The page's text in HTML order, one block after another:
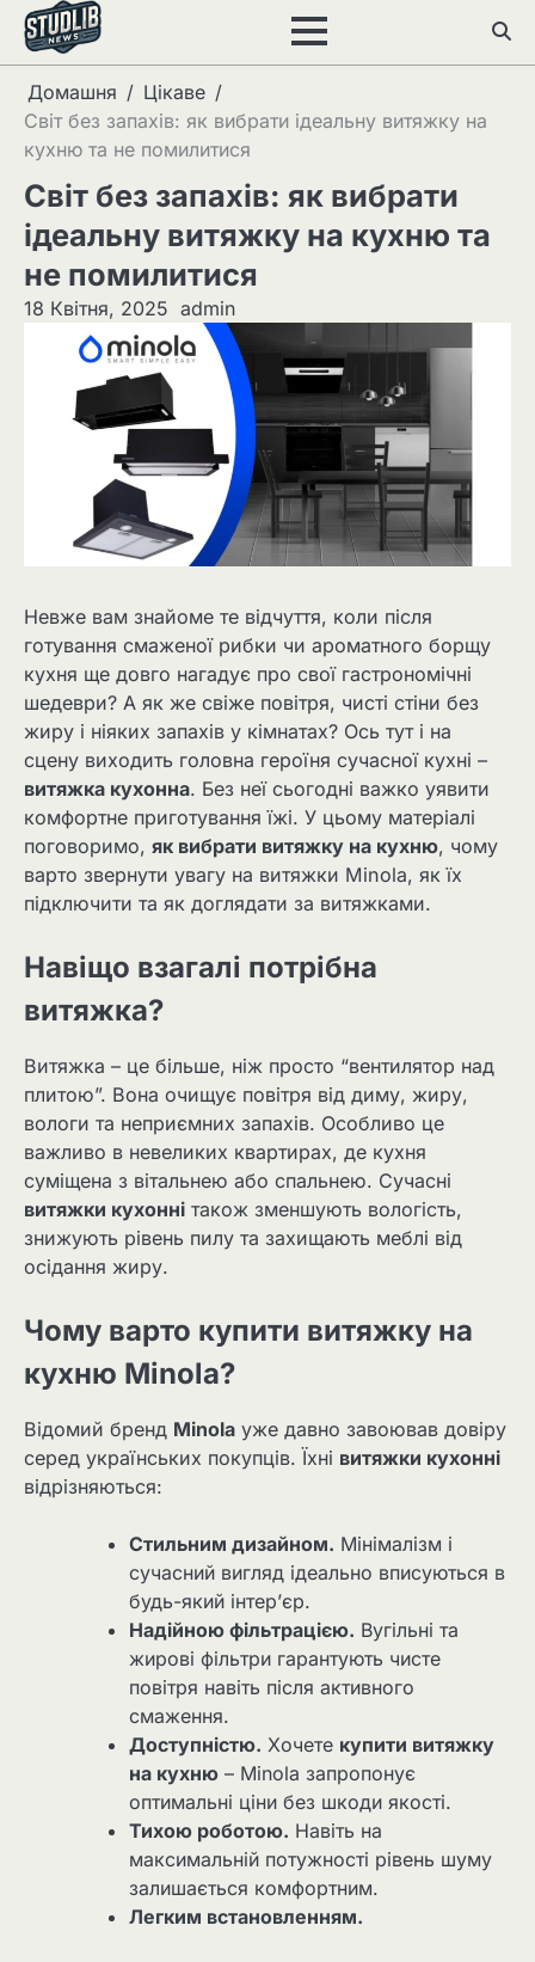
Перейти
вмісту
Домашня
Цікаве
Світ без запахів: як вибрати ідеальну витяжку на
кухню та не помилитися
Світ без запахів: як вибрати
ідеальну витяжку на кухню та
не помилитися
18 Квітня, 2025 admin
Невже вам знайоме те відчуття, коли після
готування смаженої рибки чи ароматного борщу
кухня ще довго нагадує про свої гастрономічні
шедеври? А як же свіже повітря, чисті стіни без
жиру і ніяких запахів у кімнатах? Ось тут і на
сцену виходить головна героїня сучасної кухні –
витяжка кухонна. Без неї сьогодні важко уявити
комфортне приготування їжі. У цьому матеріалі
поговоримо, як вибрати витяжку на кухню, чому
варто звернути увагу на витяжки Minola, як їх
підключити та як доглядати за витяжками.
Навіщо взагалі потрібна
витяжка?
Витяжка – це більше, ніж просто “вентилятор над
плитою”. Вона очищує повітря від диму, жиру,
вологи та неприємних запахів. Особливо це
важливо в невеликих квартирах, де кухня
суміщена з вітальнею або спальнею. Сучасні
витяжки кухонні також зменшують вологість,
знижують рівень пилу та захищають меблі від
осідання жиру.
Чому варто купити витяжку на
кухню Minola?
Відомий бренд Minola уже давно завоював довіру
серед українських покупців. Їхні витяжки кухонні
відрізняються:
Стильним дизайном. Мінімалізм і
сучасний вигляд ідеально вписуються в
будь-який інтер’єр.
Надійною фільтрацією. Вугільні та
жирові фільтри гарантують чисте
повітря навіть після активного
смаження.
Доступністю. Хочете купити витяжку
на кухню – Minola запропонує
оптимальні ціни без шкоди якості.
Тихою роботою. Навіть на
максимальній потужності рівень шуму
залишається комфортним.
Легким встановленням.